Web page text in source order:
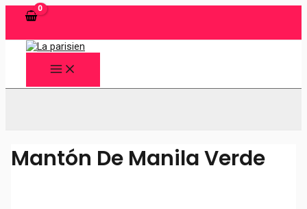
MAIN
MENU
Mantón De Manila Verde